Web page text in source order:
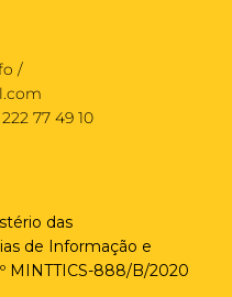
/
77 49 10
das
de Informação e
MINTTICS-888/B/2020